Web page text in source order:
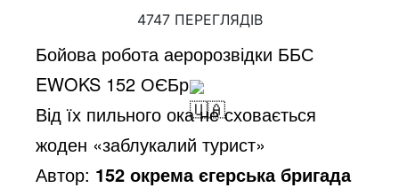
y
V
i
4747 ПЕРЕГЛЯДІВ
Бойова робота аеророзвідки ББС
EWOKS 152 ОЄБр
Від їх пильного ока не сховається
жоден «заблукалий турист»
Автор: 152 окрема єгерська бригада